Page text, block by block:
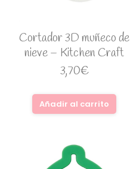
Cortador 3D muñeco de
nieve – Kitchen Craft
3,70€
Añadir al carrito